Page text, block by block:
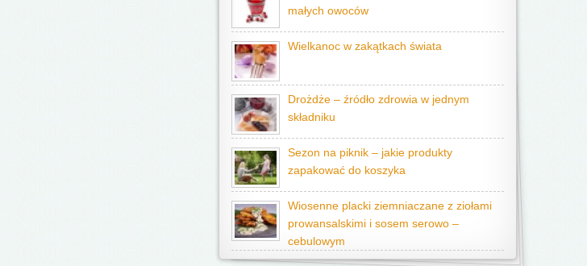
małych owoców
Wielkanoc w zakątkach świata
Drożdże – źródło zdrowia w jednym
składniku
Sezon na piknik – jakie produkty
zapakować do koszyka
Wiosenne placki ziemniaczane z ziołami
prowansalskimi i sosem serowo –
cebulowym